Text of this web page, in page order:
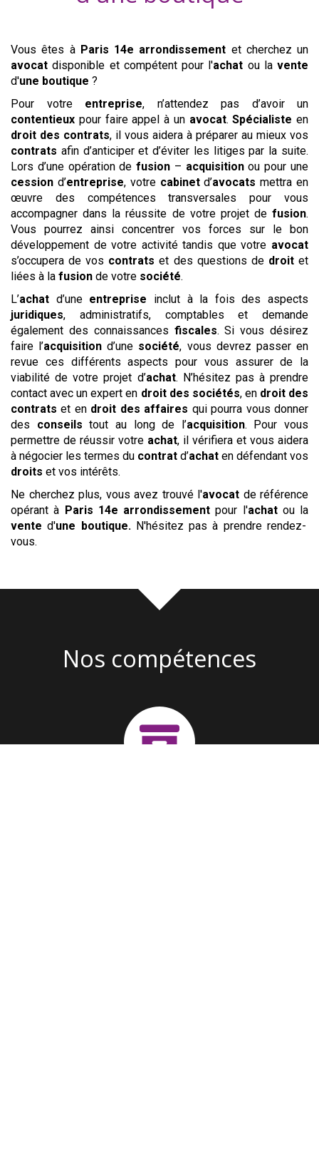
Vous êtes à Paris 14e arrondissement et cherchez un
avocat disponible et compétent pour l'achat ou lavente
d'une boutique ?
Pour votre entreprise, n’attendez pas d’avoir un
contentieux pour faire appel à un avocat.Spécialiste en
droit des contrats, il vous aidera à préparer au mieux vos
contrats afin d’anticiper et d’éviter les litiges par la suite.
Lors d’une opération defusion – acquisitionou pour une
cession d’entreprise, votre cabinetd’avocats mettra en
œuvre des compétences transversales pour vous
accompagner dans la réussite de votre projet de fusion.
Vous pourrez ainsi concentrer vos forces sur le bon
développement de votre activité tandis que votre avocat
s’occupera de vos contrats et des questions de droitet
liées à la fusion de votre société.
L’achat d’une entreprise inclut à la fois des aspects
juridiques, administratifs, comptables et demande
également des connaissances fiscales. Si vous désirez
faire l’acquisition d’une société, vous devrez passer en
revue ces différents aspects pour vous assurer de la
viabilité de votre projet d’achat. N’hésitez pas à prendre
contact avec un expert en droit des sociétés, en droit des
contrats et en droit des affaires qui pourra vous donner
des conseils tout au long de l’acquisition. Pour vous
permettre de réussir votre achat, il vérifiera et vous aidera
à négocier les termes du contrat d’achat en défendant vos
droits et vos intérêts.
Ne cherchez plus, vous avez trouvé l'avocat de référence
opérant à Paris 14e arrondissement pour l'achatou la
vente d'une boutique. N'hésitez pas à prendre rendez-
vous.
Nos compétences